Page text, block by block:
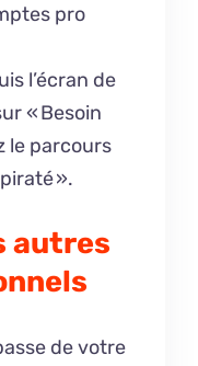
pro
l’écran de
« Besoin
le parcours
».
autres
de votre